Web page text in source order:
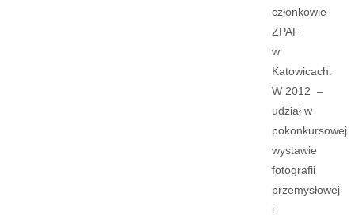
członkowie
ZPAF
w
Katowicach.
W 2012 –
udział w
pokonkursowej
wystawie
fotografii
przemysłowej
i